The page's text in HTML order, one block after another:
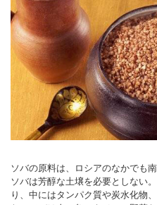
ソバの原料は、ロシアのなかでも
ソバは芳醇な土壌を必要としない
り、中にはタンパク質や炭水化物